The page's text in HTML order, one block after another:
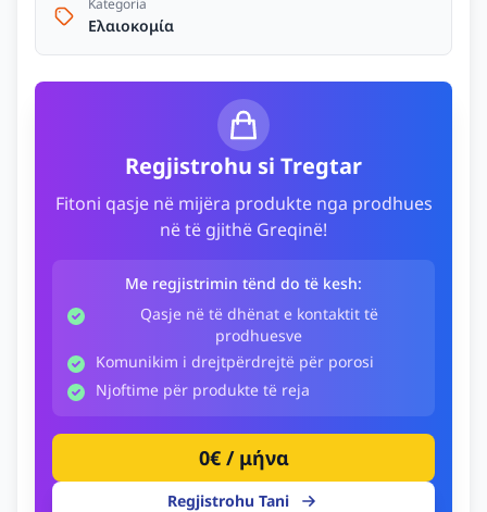
Kategoria
Ελαιοκομία
Regjistrohu si Tregtar
Fitoni qasje në mijëra produkte nga prodhues
në të gjithë Greqinë!
Me regjistrimin tënd do të kesh:
Qasje në të dhënat e kontaktit të
prodhuesve
Komunikim i drejtpërdrejtë për porosi
Njoftime për produkte të reja
0€ / μήνα
Regjistrohu Tani